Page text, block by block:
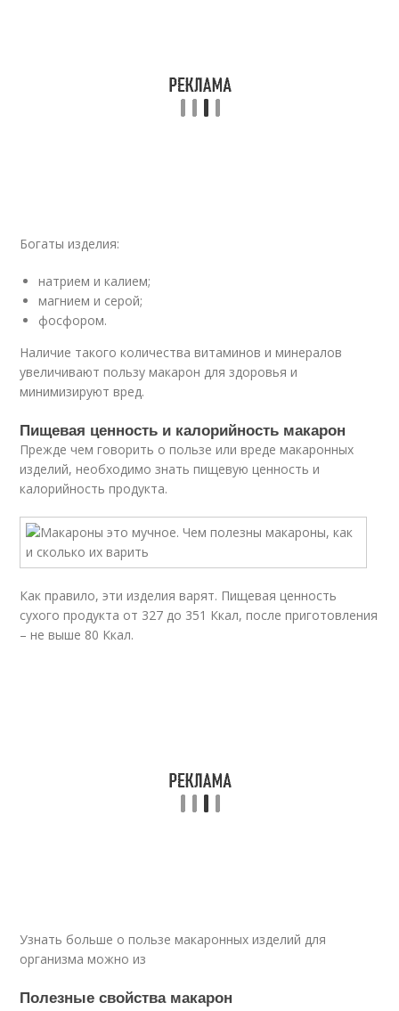
Богаты изделия:
натрием и калием;
магнием и серой;
фосфором.
Наличие такого количества витаминов и минералов
увеличивают пользу макарон для здоровья и
минимизируют вред.
Пищевая ценность и калорийность макарон
Прежде чем говорить о пользе или вреде макаронных
изделий, необходимо знать пищевую ценность и
калорийность продукта.
Как правило, эти изделия варят. Пищевая ценность
сухого продукта от 327 до 351 Ккал, после приготовления
– не выше 80 Ккал.
Узнать больше о пользе макаронных изделий для
организма можно из
Полезные свойства макарон